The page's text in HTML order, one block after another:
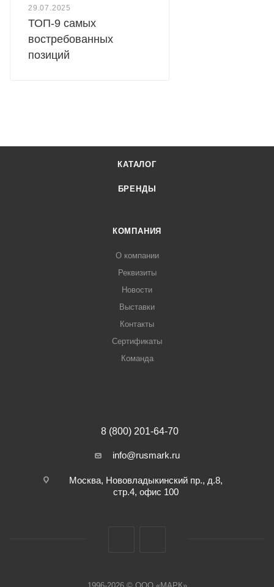
29.07.2025
ТОП-9 самых
востребованных
позиций
КАТАЛОГ
БРЕНДЫ
КОМПАНИЯ
О компании
Реквизиты
Новости
Выставки
Контакты
Сертификаты
Команда
8 (800) 201-64-70
info@rusmark.ru
Москва, Нововладыкинский пр., д.8,
стр.4, офис 100